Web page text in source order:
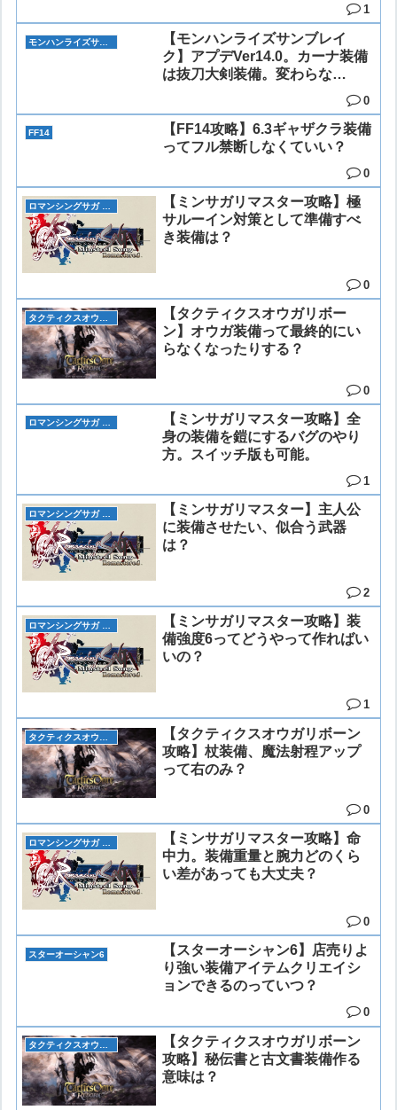
1
モンハンライズサンブレイク
【モンハンライズサンブレイ
ク】アプデVer14.0。カーナ装備
は抜刀大剣装備。変わらな
0
FF14
【FF14攻略】6.3ギャザクラ装備
ってフル禁断しなくていい？
0
【ミンサガリマスター攻略】極
サルーイン対策として準備すべ
き装備は？
0
【タクティクスオウガリボー
ン】オウガ装備って最終的にい
らなくなったりする？
0
ロマンシングサガ リマスター(ミンサガリマスター)
【ミンサガリマスター攻略】全
身の装備を鎧にするバグのやり
方。スイッチ版も可能。
1
【ミンサガリマスター】主人公
に装備させたい、似合う武器
は？
2
【ミンサガリマスター攻略】装
備強度6ってどうやって作ればい
いの？
1
【タクティクスオウガリボーン
攻略】杖装備、魔法射程アップ
って右のみ？
0
【ミンサガリマスター攻略】命
中力。装備重量と腕力どのくら
い差があっても大丈夫？
0
スターオーシャン6
【スターオーシャン6】店売りよ
り強い装備アイテムクリエイシ
ョンできるのっていつ？
0
【タクティクスオウガリボーン
攻略】秘伝書と古文書装備作る
意味は？